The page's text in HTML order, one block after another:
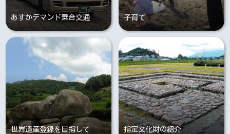
あすかデマンド乗合交通 子育て
世界遺産登録を目指して 指定文化財の紹介